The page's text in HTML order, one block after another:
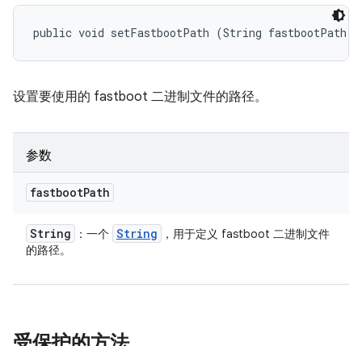
public void setFastbootPath (String fastbootPath)
设置要使用的 fastboot 二进制文件的路径。
参数
fastbootPath
String ：一个 String
，用于定义 fastboot 二进制文件
的路径。